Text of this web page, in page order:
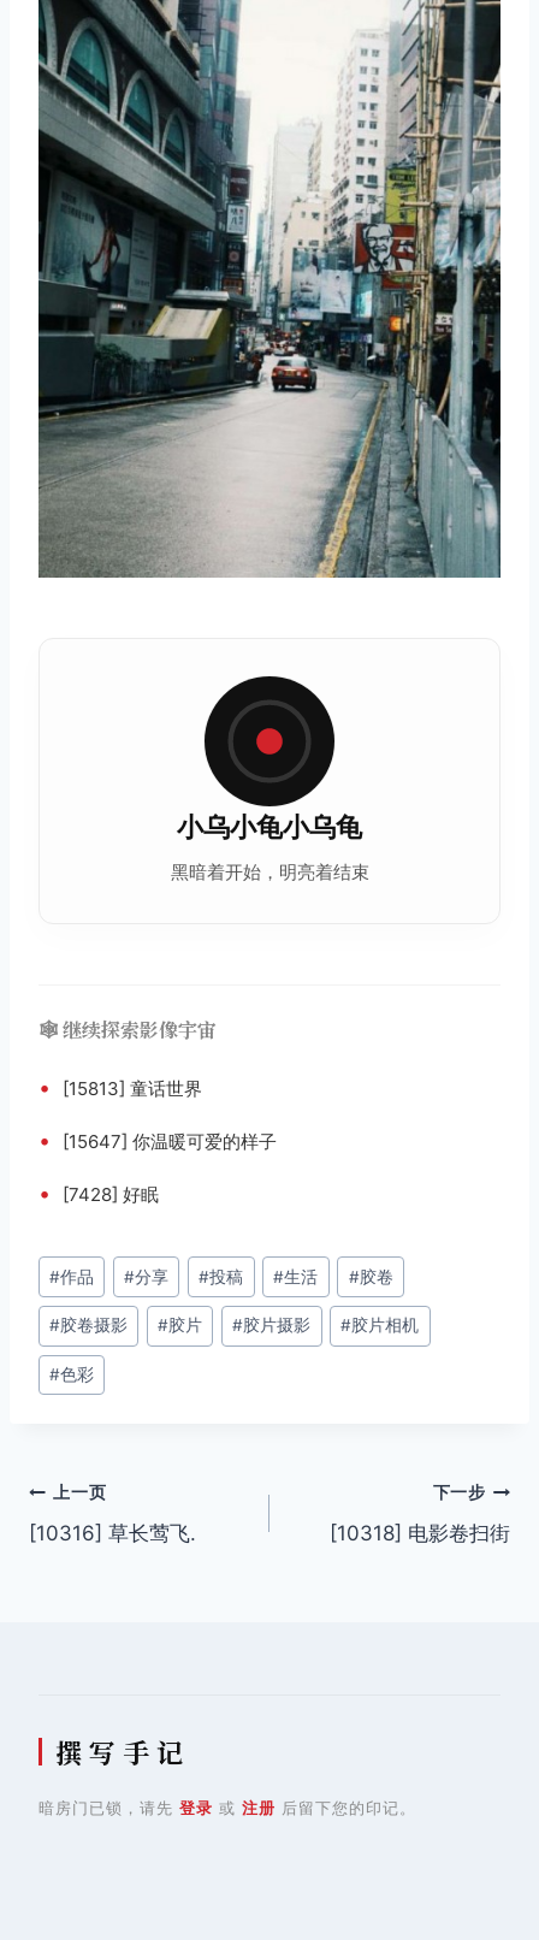
小乌小龟小乌龟
黑暗着开始，明亮着结束
🕸️ 继续探索影像宇宙
• [15813] 童话世界
• [15647] 你温暖可爱的样子
• [7428] 好眠
文
章
标
签：
#作品 #分享 #投稿 #生活 #胶卷
#胶卷摄影 #胶片 #胶片摄影 #胶片相机
#色彩
文
章
上一页
[10316] 草长莺飞.
下一步
[10318] 电影卷扫街
撰 写 手 记
暗房门已锁，请先 登录 或 注册 后留下您的印记。
取消 搜索